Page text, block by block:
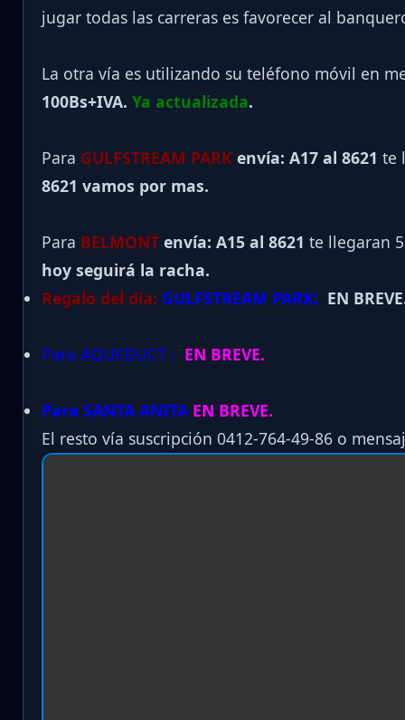
jugar todas las carreras es favorecer al
La otra vía es utilizando su teléfono móvil en
100Bs+IVA. Ya actualizada.
Para GULFSTREAM PARK envía: A17 al 8621 te
8621 vamos por mas.
Para BELMONT envía: A15 al 8621 te llegaran
hoy seguirá la racha.
Regalo del día: GULFSTREAM PARK: EN
Para AQUEDUCT : EN BREVE.
Para SANTA ANITA EN BREVE.
El resto vía suscripción 0412-764-49-86 o